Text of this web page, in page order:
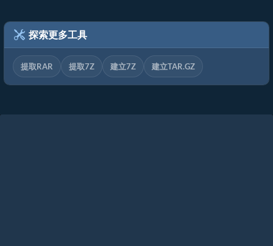
探索更多工具
提取RAR 提取7Z 建立7Z 建立TAR.GZ